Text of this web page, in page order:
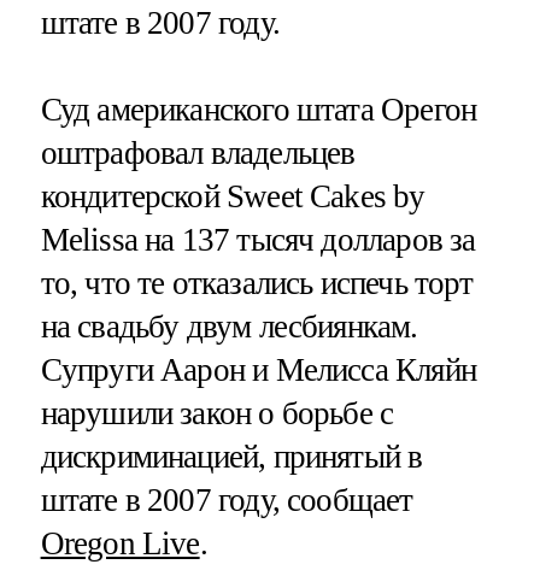
штате в 2007 году.
Суд американского штата Орегон
оштрафовал владельцев
кондитерской Sweet Cakes by
Melissa на 137 тысяч долларов за
то, что те отказались испечь торт
на свадьбу двум лесбиянкам.
Cупруги Аарон и Мелисса Кляйн
нарушили закон о борьбе с
дискриминацией, принятый в
штате в 2007 году, сообщает
Oregon Live.